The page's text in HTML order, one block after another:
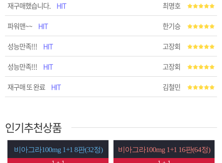
재구매했습니다. HIT 최명호
파워맨~~ HIT 한기승
성능만족!!! HIT 고장회
성능만족!!! HIT 고장회
재구매 또 완료 HIT 김철민
인기추천상품
8판(32정) 비아그라100mg 1+1 16판(64정) 시알리스20mg 1+1